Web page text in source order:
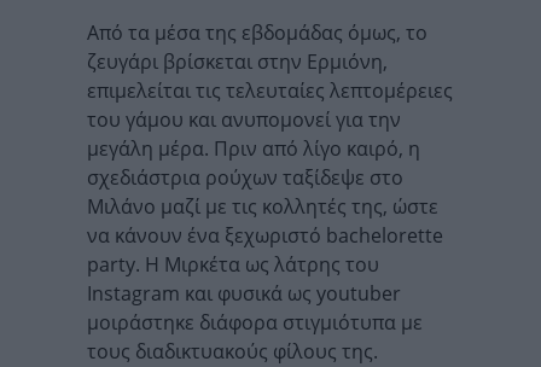
Από τα μέσα της εβδομάδας όμως, το
ζευγάρι βρίσκεται στην Ερμιόνη,
επιμελείται τις τελευταίες λεπτομέρειες
του γάμου και ανυπομονεί για την
μεγάλη μέρα. Πριν από λίγο καιρό, η
σχεδιάστρια ρούχων ταξίδεψε στο
Μιλάνο μαζί με τις κολλητές της, ώστε
να κάνουν ένα ξεχωριστό bachelorette
party. Η Μιρκέτα ως λάτρης του
Instagram και φυσικά ως youtuber
μοιράστηκε διάφορα στιγμιότυπα με
τους διαδικτυακούς φίλους της.